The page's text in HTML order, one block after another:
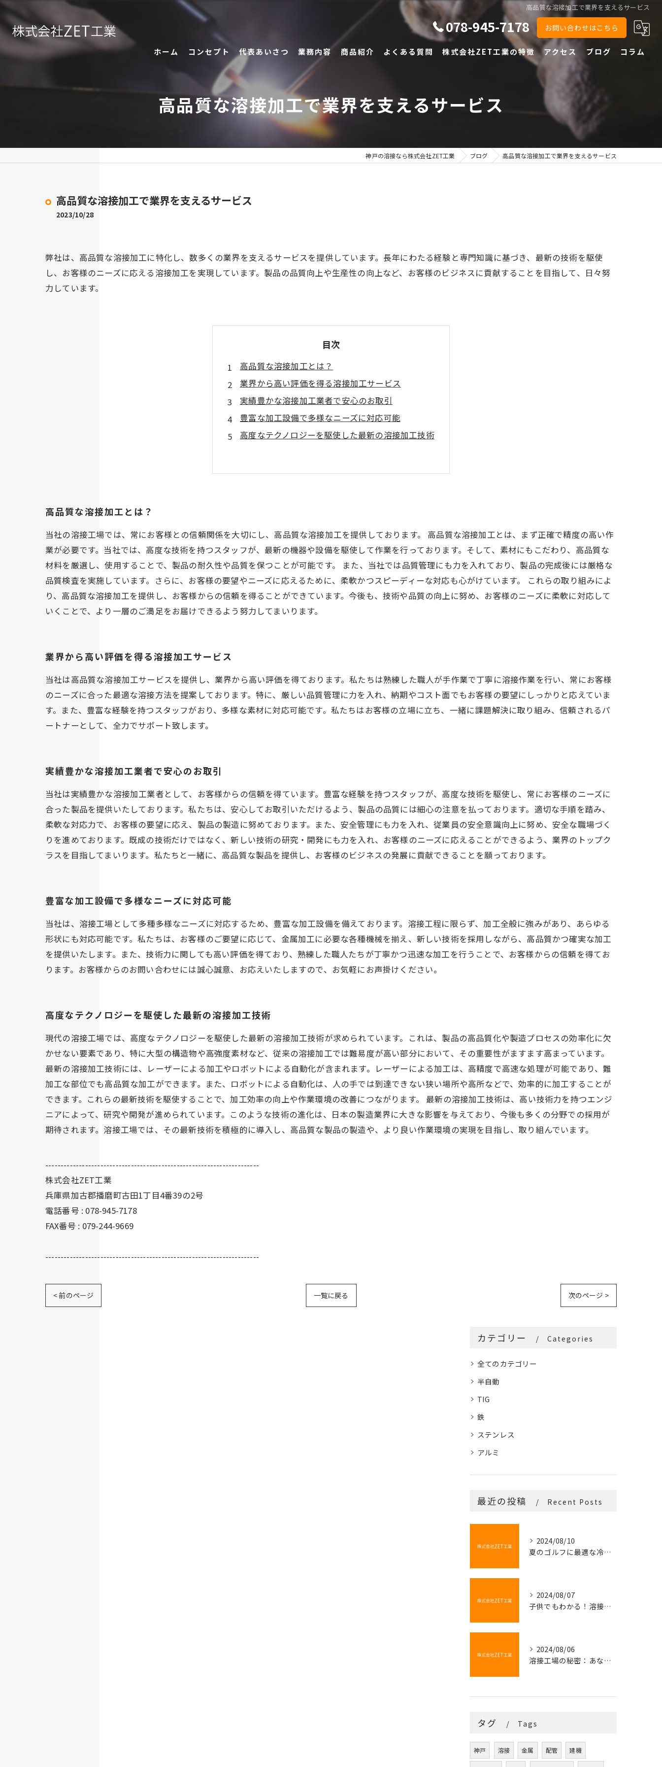
高品質な溶接加工で業界を支えるサービス
078-945-7178 お問い合わせはこちら
ホーム コンセプト 代表あいさつ 業務内容 商品紹介 よくある質問 株式会社ZET工業の特徴
TIG
ステンレス
アクセス ブログ コラム
高品質な溶接加工で業界を支えるサービス
神戸の溶接なら株式会社ZET工業 ブログ 高品質な溶接加工で業界を支えるサービス
高品質な溶接加工で業界を支えるサービス
2023/10/28
弊社は、高品質な溶接加工に特化し、数多くの業界を支えるサービスを提供しています。長年にわたる経験と専門知識に基づき、最新の技術を駆使
し、お客様のニーズに応える溶接加工を実現しています。製品の品質向上や生産性の向上など、お客様のビジネスに貢献することを目指して、日々努
力しています。
目次
高品質な溶接加工とは？
業界から高い評価を得る溶接加工サービス
実績豊かな溶接加工業者で安心のお取引
豊富な加工設備で多様なニーズに対応可能
高度なテクノロジーを駆使した最新の溶接加工技術
高品質な溶接加工とは？
当社の溶接工場では、常にお客様との信頼関係を大切にし、高品質な溶接加工を提供しております。 高品質な溶接加工とは、まず正確で精度の高い作
業が必要です。当社では、高度な技術を持つスタッフが、最新の機器や設備を駆使して作業を行っております。そして、素材にもこだわり、高品質な
材料を厳選し、使用することで、製品の耐久性や品質を保つことが可能です。 また、当社では品質管理にも力を入れており、製品の完成後には厳格な
品質検査を実施しています。さらに、お客様の要望やニーズに応えるために、柔軟かつスピーディーな対応も心がけています。 これらの取り組みによ
り、高品質な溶接加工を提供し、お客様からの信頼を得ることができています。今後も、技術や品質の向上に努め、お客様のニーズに柔軟に対応して
いくことで、より一層のご満足をお届けできるよう努力してまいります。
業界から高い評価を得る溶接加工サービス
当社は高品質な溶接加工サービスを提供し、業界から高い評価を得ております。私たちは熟練した職人が手作業で丁寧に溶接作業を行い、常にお客様
のニーズに合った最適な溶接方法を提案しております。特に、厳しい品質管理に力を入れ、納期やコスト面でもお客様の要望にしっかりと応えていま
す。また、豊富な経験を持つスタッフがおり、多様な素材に対応可能です。私たちはお客様の立場に立ち、一緒に課題解決に取り組み、信頼されるパ
ートナーとして、全力でサポート致します。
実績豊かな溶接加工業者で安心のお取引
当社は実績豊かな溶接加工業者として、お客様からの信頼を得ています。豊富な経験を持つスタッフが、高度な技術を駆使し、常にお客様のニーズに
合った製品を提供いたしております。私たちは、安心してお取引いただけるよう、製品の品質には細心の注意を払っております。適切な手順を踏み、
柔軟な対応力で、お客様の要望に応え、製品の製造に努めております。また、安全管理にも力を入れ、従業員の安全意識向上に努め、安全な職場づく
りを進めております。既成の技術だけではなく、新しい技術の研究・開発にも力を入れ、お客様のニーズに応えることができるよう、業界のトップク
ラスを目指してまいります。私たちと一緒に、高品質な製品を提供し、お客様のビジネスの発展に貢献できることを願っております。
豊富な加工設備で多様なニーズに対応可能
当社は、溶接工場として多種多様なニーズに対応するため、豊富な加工設備を備えております。溶接工程に限らず、加工全般に強みがあり、あらゆる
形状にも対応可能です。私たちは、お客様のご要望に応じて、金属加工に必要な各種機械を揃え、新しい技術を採用しながら、高品質かつ確実な加工
を提供いたします。また、技術力に関しても高い評価を得ており、熟練した職人たちが丁寧かつ迅速な加工を行うことで、お客様からの信頼を得てお
ります。お客様からのお問い合わせには誠心誠意、お応えいたしますので、お気軽にお声掛けください。
高度なテクノロジーを駆使した最新の溶接加工技術
現代の溶接工場では、高度なテクノロジーを駆使した最新の溶接加工技術が求められています。これは、製品の高品質化や製造プロセスの効率化に欠
かせない要素であり、特に大型の構造物や高強度素材など、従来の溶接加工では難易度が高い部分において、その重要性がますます高まっています。
最新の溶接加工技術には、レーザーによる加工やロボットによる自動化が含まれます。レーザーによる加工は、高精度で高速な処理が可能であり、難
加工な部位でも高品質な加工ができます。また、ロボットによる自動化は、人の手では到達できない狭い場所や高所などで、効率的に加工することが
できます。これらの最新技術を駆使することで、加工効率の向上や作業環境の改善につながります。 最新の溶接加工技術は、高い技術力を持つエンジ
ニアによって、研究や開発が進められています。このような技術の進化は、日本の製造業界に大きな影響を与えており、今後も多くの分野での採用が
期待されます。溶接工場では、その最新技術を積極的に導入し、高品質な製品の製造や、より良い作業環境の実現を目指し、取り組んでいます。
----------------------------------------------------------------------
株式会社ZET工業
兵庫県加古郡播磨町古田1丁目4番39の2号
電話番号 : 078-945-7178
FAX番号 : 079-244-9669
----------------------------------------------------------------------
< 前のページ 一覧に戻る 次のページ >
カテゴリー Categories
全てのカテゴリー
半自動
TIG
鉄
ステンレス
アルミ
最近の投稿 Recent Posts
2024/08/10
夏のゴルフに最適な冷たい飲み物
2024/08/07
子供でもわかる！溶接の不思議な世界
2024/08/06
溶接工場の秘密：あなたの知らない金属の結びつき
タグ Tags
神戸 溶接 金属 配管 建機